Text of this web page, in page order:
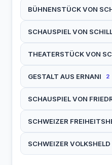
BÜHNENSTÜCK VON
SCHAUSPIEL VON
THEATERSTÜCK VON
GESTALT AUS ERNANI 2
SCHAUSPIEL VON
SCHWEIZER
SCHWEIZER VOLKSHELD